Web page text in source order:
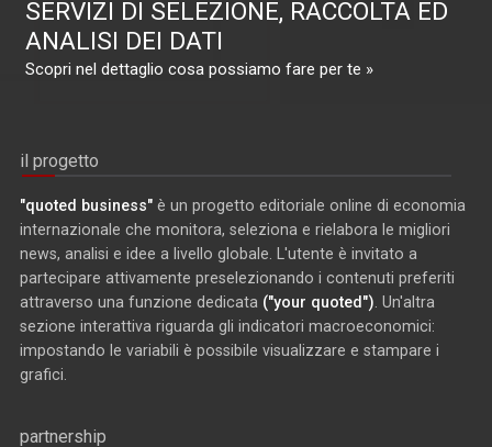
SERVIZI DI SELEZIONE, RACCOLTA ED
ANALISI DEI DATI
Scopri nel dettaglio cosa possiamo fare per te »
il progetto
"quoted business" è un progetto editoriale online di economia
internazionale che monitora, seleziona e rielabora le migliori
news, analisi e idee a livello globale. L'utente è invitato a
partecipare attivamente preselezionando i contenuti preferiti
attraverso una funzione dedicata ("your quoted") . Un'altra
sezione interattiva riguarda gli indicatori macroeconomici:
impostando le variabili è possibile visualizzare e stampare i
grafici.
partnership